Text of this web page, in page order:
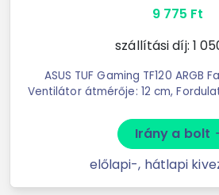
9 775 Ft
szállítási díj: 1
ASUS TUF Gaming TF120 ARGB
Ventilátor átmérője: 12 cm,
sebességfokozat):
Irány a bolt
előlapi-, hátlapi